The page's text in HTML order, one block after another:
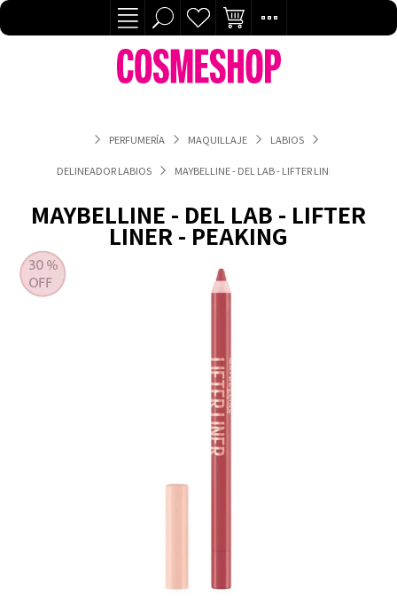
PERFUMERÍA MAQUILLAJE LABIOS
DELINEADOR LABIOS MAYBELLINE - DEL LAB - LIFTER LINER - PEAKING
MAYBELLINE - DEL LAB - LIFTER
LINER - PEAKING